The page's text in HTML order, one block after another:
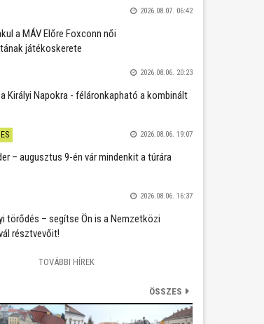
2026.08.07. 06:42
a MÁV Előre Foxconn női
játékoskerete
2026.08.06. 20:23
Királyi Napokra - féláronkapható a kombinált
2026.08.06. 19:07
– augusztus 9-én vár mindenkit a túrára
2026.08.06. 16:37
törődés – segítse Ön is a Nemzetközi
résztvevőit!
TOVÁBBI HÍREK
ÖSSZES